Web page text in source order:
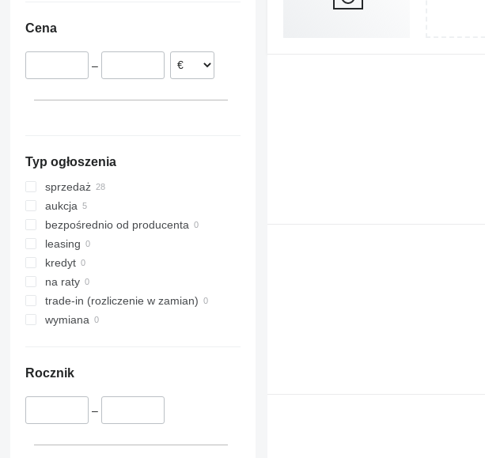
Francja
Niemcy
Cena
–
Typ ogłoszenia
sprzedaż
aukcja
bezpośrednio od producenta
leasing
kredyt
na raty
trade-in (rozliczenie w zamian)
wymiana
Rocznik
–